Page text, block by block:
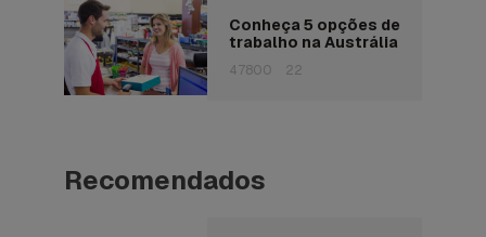
Conheça 5 opções de
trabalho na Austrália
47800 22
Recomendados